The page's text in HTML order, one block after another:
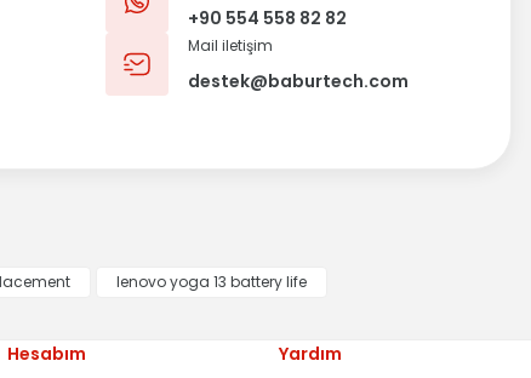
+90 554 558 82 82
Mail iletişim
destek@baburtech.com
lenovo yoga 13 battery life
Hesabım Yardım